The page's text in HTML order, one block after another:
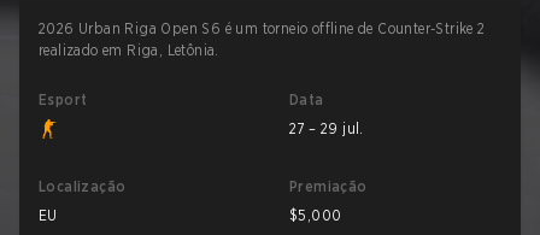
2026 Urban Riga Open S6 é um torneio offline de Counter-Strike 2
realizado em Riga, Letônia.
Esport
Data
27 – 29 jul.
Localização
EU
Premiação
$5,000